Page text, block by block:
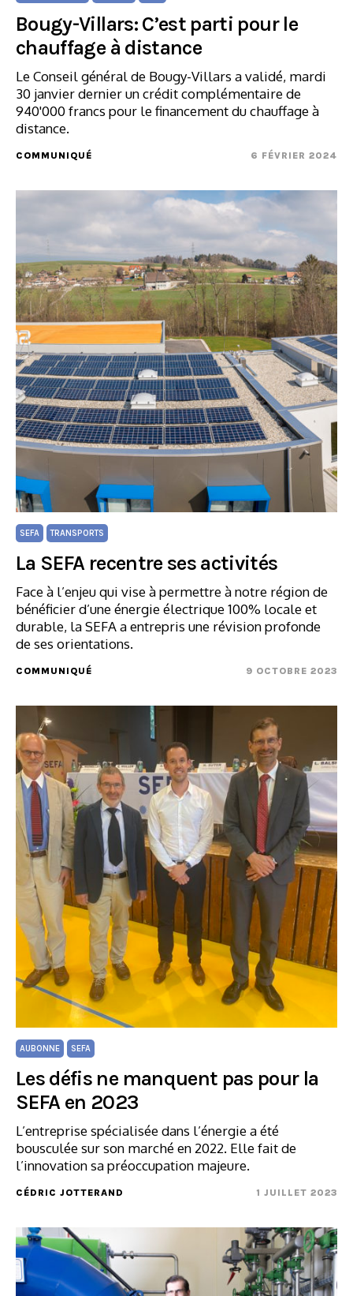
Bougy-Villars: C’est parti pour le
chauffage à distance
Le Conseil général de Bougy-Villars a validé, mardi
30 janvier dernier un crédit complémentaire de
940'000 francs pour le financement du chauffage à
distance.
COMMUNIQUÉ 6 FÉVRIER 2024
SEFA TRANSPORTS
La SEFA recentre ses activités
Face à l’enjeu qui vise à permettre à notre région de
bénéficier d’une énergie électrique 100% locale et
durable, la SEFA a entrepris une révision profonde
de ses orientations.
COMMUNIQUÉ 9 OCTOBRE 2023
AUBONNE SEFA
Les défis ne manquent pas pour la
SEFA en 2023
L’entreprise spécialisée dans l’énergie a été
bousculée sur son marché en 2022. Elle fait de
l’innovation sa préoccupation majeure.
CÉDRIC JOTTERAND 1 JUILLET 2023